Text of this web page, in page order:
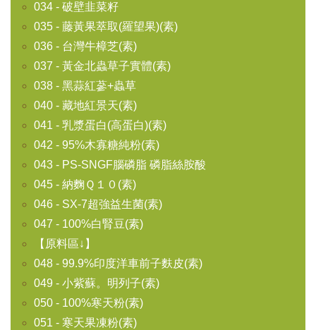
034 - 破壁韭菜籽
035 - 藤黃果萃取(羅望果)(素)
036 - 台灣牛樟芝(素)
037 - 黃金北蟲草子實體(素)
038 - 黑蒜紅蔘+蟲草
040 - 藏地紅景天(素)
041 - 乳漿蛋白(高蛋白)(素)
042 - 95%木寡糖純粉(素)
043 - PS-SNGF腦磷脂 磷脂絲胺酸
045 - 納麴Ｑ１０(素)
046 - SX-7超強益生菌(素)
047 - 100%白腎豆(素)
【原料區↓】
048 - 99.9%印度洋車前子麩皮(素)
049 - 小紫蘇。明列子(素)
050 - 100%寒天粉(素)
051 - 寒天果凍粉(素)